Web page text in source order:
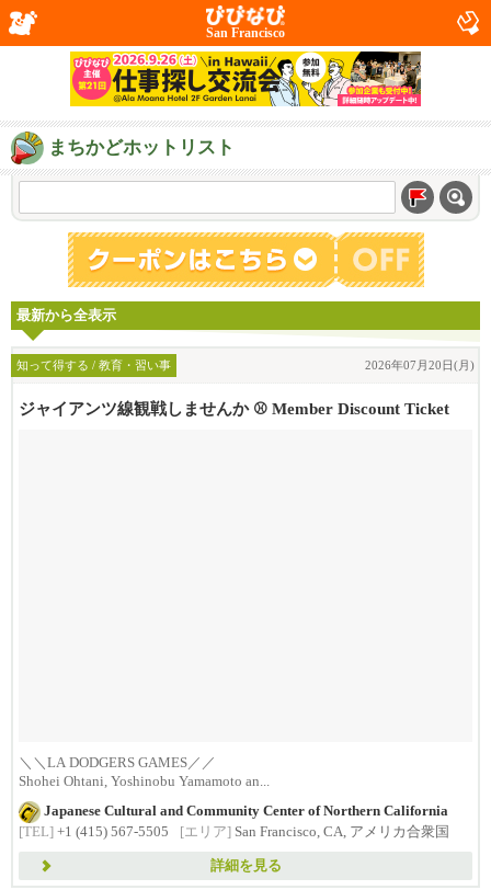
San Francisco
まちかどホットリスト
最新から全表示
知って得する / 教育・習い事 2026年07月20日(月)
ジャイアンツ線観戦しませんか ⚾️ Member Discount Ticket
＼＼LA DODGERS GAMES／／
Shohei Ohtani, Yoshinobu Yamamoto an...
Japanese Cultural and Community Center of Northern California
[TEL] +1 (415) 567-5505 [エリア] San Francisco, CA, アメリカ合衆国
詳細を見る